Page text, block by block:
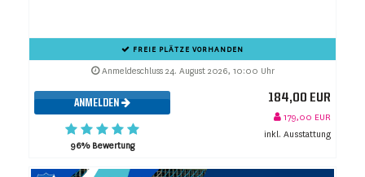
FREIE PLÄTZE VORHANDEN
Anmeldeschluss 24. August 2026, 10:00 Uhr
ANMELDEN
96% Bewertung
184,00 EUR
179,00 EUR
inkl. Ausstattung